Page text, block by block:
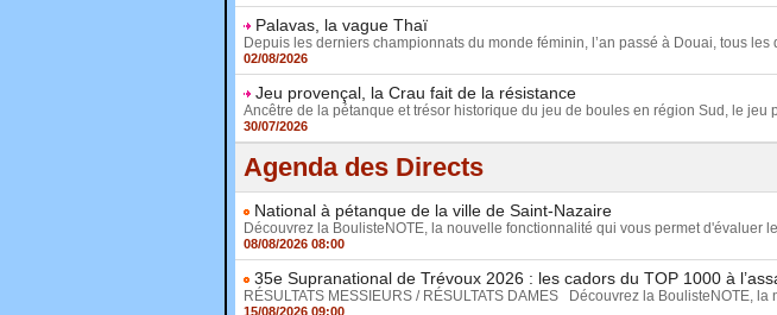
Palavas, la vague Thaï
Depuis les derniers championnats du monde féminin, l’an passé à Douai, tous les
02/08/2026
Jeu provençal, la Crau fait de la résistance
Ancêtre de la pétanque et trésor historique du jeu de boules en région Sud, le jeu
30/07/2026
Agenda des Directs
National à pétanque de la ville de Saint-Nazaire
Découvrez la BoulisteNOTE, la nouvelle fonctionnalité qui vous permet d'évaluer
08/08/2026 08:00
35e Supranational de Trévoux 2026 : les cadors du TOP 1000 à
RÉSULTATS MESSIEURS / RÉSULTATS DAMES Découvrez la BoulisteNOTE, la
15/08/2026 09:00